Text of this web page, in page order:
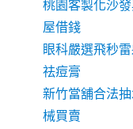
桃園客製化沙
屋借錢
眼科嚴選飛秒
祛痘膏
新竹當舖合法
械買賣